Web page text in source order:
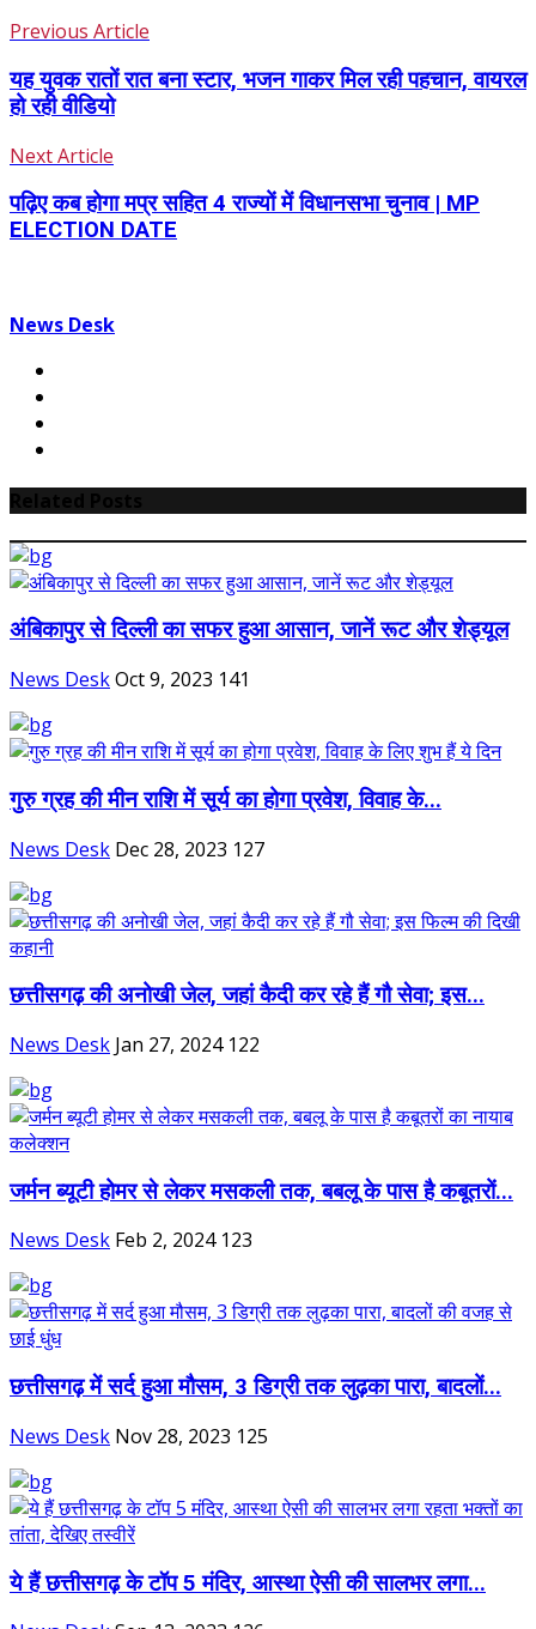
Previous Article
यह युवक रातों रात बना स्टार, भजन गाकर मिल रही पहचान, वायरल
हो रही वीडियो
Next Article
पढ़िए कब होगा मप्र सहित 4 राज्यों में विधानसभा चुनाव | MP
ELECTION DATE
News Desk
अंबिकापुर से दिल्ली का सफर हुआ आसान, जानें रूट और शेड्यूल
News DeskOct 9, 2023 141
गुरु ग्रह की मीन राशि में सूर्य का होगा प्रवेश, विवाह के...
News Desk Dec 28, 2023 127
छत्तीसगढ़ की अनोखी जेल, जहां कैदी कर रहे हैं गौ सेवा; इस...
News Desk Jan 27, 2024 122
जर्मन ब्यूटी होमर से लेकर मसकली तक, बबलू के पास है कबूतरों...
News Desk Feb 2, 2024 123
छत्तीसगढ़ में सर्द हुआ मौसम, 3 डिग्री तक लुढ़का पारा, बादलों...
News Desk Nov 28, 2023 125
ये हैं छत्तीसगढ़ के टॉप 5 मंदिर, आस्था ऐसी की सालभर लगा...